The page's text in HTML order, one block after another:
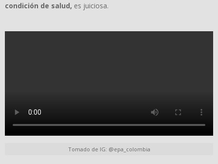
condición de salud, es juiciosa.
Tomado de IG: @epa_colombia